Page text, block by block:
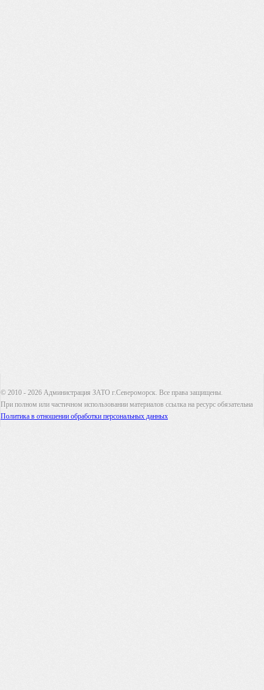
© 2010 - 2026 Администрация ЗАТО г.Североморск. Все права защищены.
При полном или частичном использовании материалов ссылка на ресурс обязательна
Политика в отношении обработки персональных данных